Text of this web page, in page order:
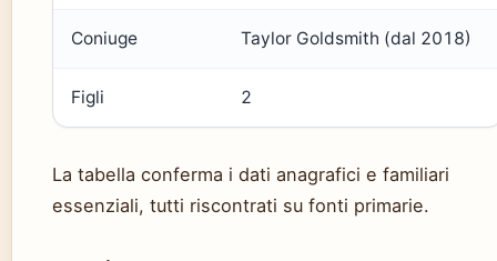
Coniuge Taylor Goldsmith (dal 2018)
Figli 2
La tabella conferma i dati anagrafici e familiari
essenziali, tutti riscontrati su fonti primarie.